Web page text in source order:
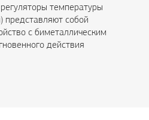
температуры
представляют собой
с биметаллическим
действия